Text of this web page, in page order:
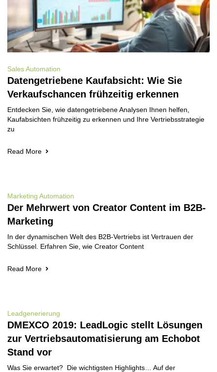
Sales Automation
Datengetriebene Kaufabsicht: Wie Sie
Verkaufschancen frühzeitig erkennen
Entdecken Sie, wie datengetriebene Analysen Ihnen helfen,
Kaufabsichten frühzeitig zu erkennen und Ihre Vertriebsstrategie
zu
Read More
Marketing Automation
Der Mehrwert von Creator Content im B2B-
Marketing
In der dynamischen Welt des B2B-Vertriebs ist Vertrauen der
Schlüssel. Erfahren Sie, wie Creator Content
Read More
Leadgenerierung
DMEXCO 2019: LeadLogic stellt Lösungen
zur Vertriebsautomatisierung am Echobot
Stand vor
Was Sie erwartet? Die wichtigsten Highlights… Auf der